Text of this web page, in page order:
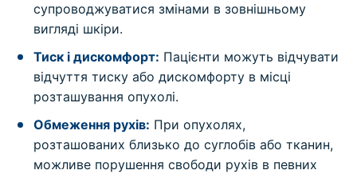
супроводжуватися змінами в зовнішньому
вигляді шкіри.
Тиск і дискомфорт: Пацієнти можуть відчувати
відчуття тиску або дискомфорту в місці
розташування опухолі.
Обмеження рухів: При опухолях,
розташованих близько до суглобів або тканин,
можливе порушення свободи рухів в певних